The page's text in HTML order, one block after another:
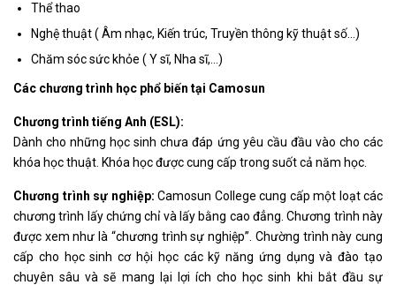
Thể thao
Nghệ thuật ( Âm nhạc, Kiến trúc, Truyền thông kỹ thuật số…)
Chăm sóc sức khỏe ( Y sĩ, Nha sĩ,…)
Các chương trình học phổ biến tại Camosun
Chương trình tiếng Anh (ESL):
Dành cho những học sinh chưa đáp ứng yêu cầu đầu vào cho các
khóa học thuật. Khóa học được cung cấp trong suốt cả năm học.
Chương trình sự nghiệp: Camosun College cung cấp một loạt các
chương trình lấy chứng chỉ và lấy bằng cao đẳng. Chương trình này
được xem như là “chương trình sự nghiệp”. Chường trình này cung
cấp cho học sinh cơ hội học các kỹ năng ứng dụng và đào tạo
chuyên sâu và sẽ mang lại lợi ích cho học sinh khi bắt đầu sự